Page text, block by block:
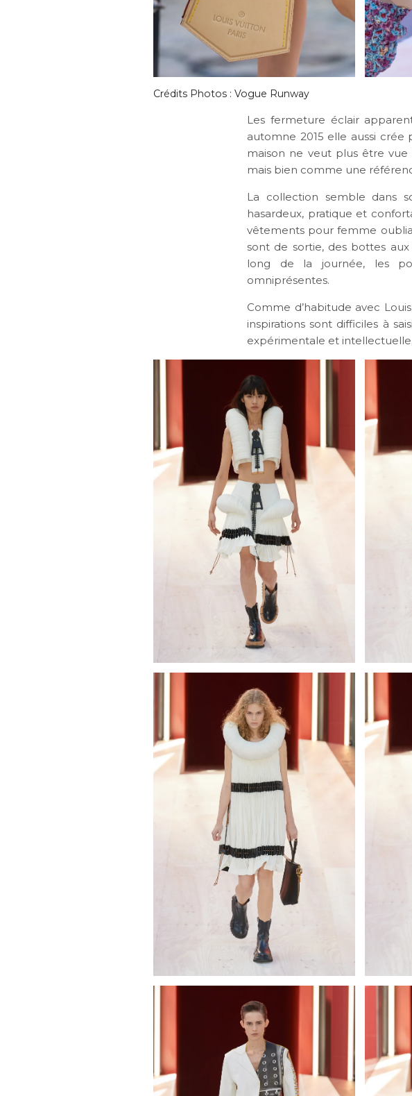
Crédits Photos : Vogue Runway
Les fermeture éclair
automne 2015 elle aussi crée
maison ne veut plus être
mais bien comme une
La collection semble dans
hasardeux, pratique et
vêtements pour femme
sont de sortie, des bottes
long de la journée, les
omniprésentes.
Comme d’habitude avec
inspirations sont difficiles à
expérimentale et